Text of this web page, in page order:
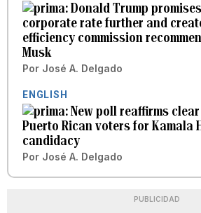
Donald Trump
corporate rate further and
efficiency commission
Musk
Por José A. Delgado
ENGLISH
New poll reaffirms
Puerto Rican voters for Kamala
candidacy
Por José A. Delgado
PUBLICIDAD